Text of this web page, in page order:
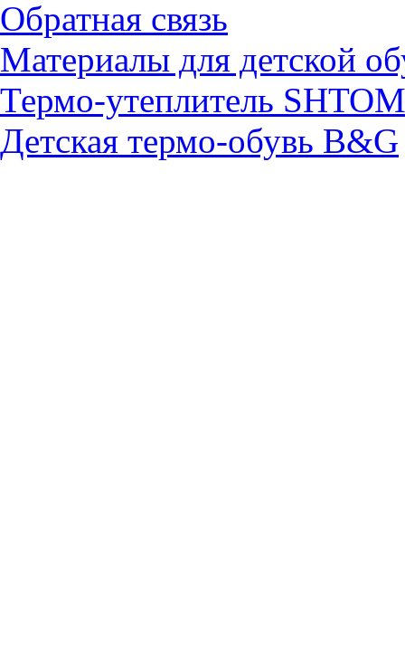
Обратная связь
Материалы для детской
Термо-утеплитель SHTOM
Детская термо-обувь B&G